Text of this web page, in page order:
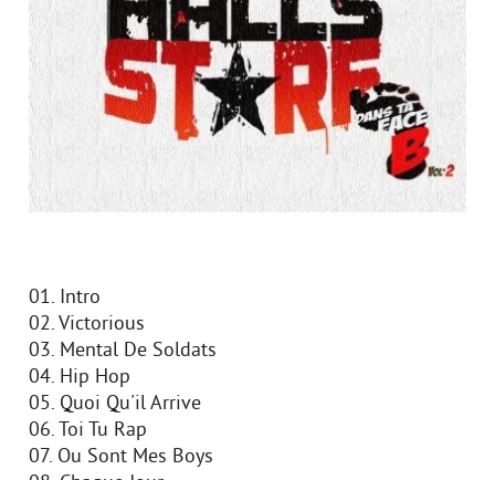
01. Intro
02. Victorious
03. Mental De Soldats
04. Hip Hop
05. Quoi Qu'il Arrive
06. Toi Tu Rap
07. Ou Sont Mes Boys